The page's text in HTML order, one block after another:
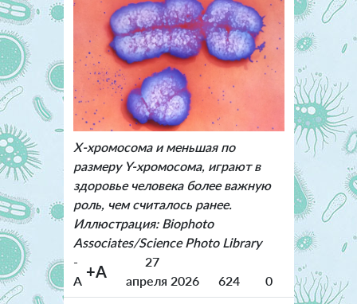
Х-хромосома и меньшая по
размеру Y-хромосома, играют в
здоровье человека более важную
роль, чем считалось ранее.
Иллюстрация: Biophoto
Associates/Science Photo Library
-
A +A
27
апреля 2026
624 0